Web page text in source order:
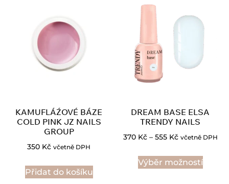
KAMUFLÁŹOVÉ BÁZE
COLD PINK JZ NAILS
GROUP
350 Kč včetně DPH
Přidat do košíku
DREAM BASE ELSA
TRENDY NAILS
370 Kč – 555 Kč včetně DPH
Výběr možností